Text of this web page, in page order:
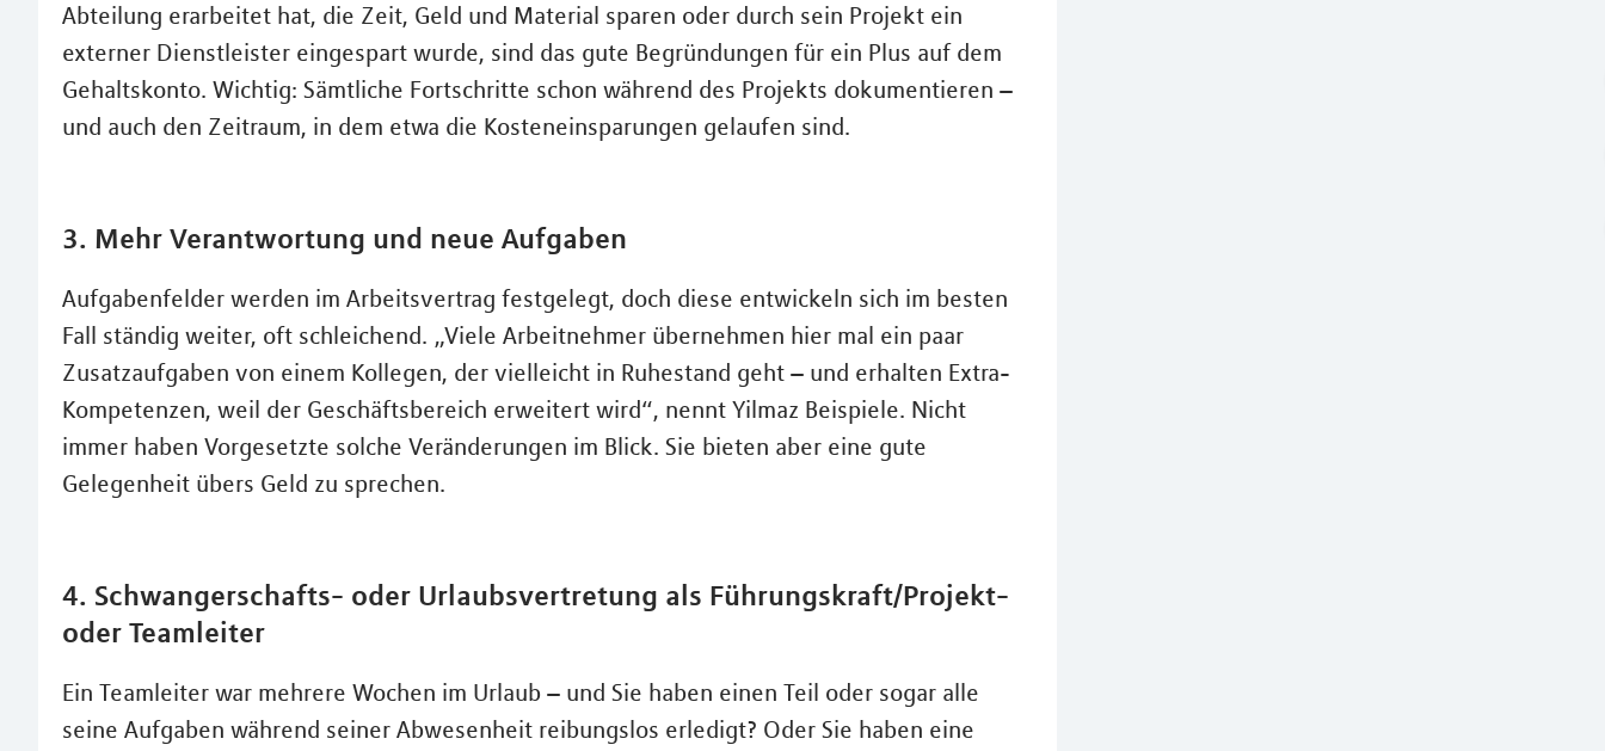
Abteilung erarbeitet hat, die Zeit, Geld und Material sparen oder durch sein Projekt ein
externer Dienstleister eingespart wurde, sind das gute Begründungen für ein Plus auf dem
Gehaltskonto. Wichtig: Sämtliche Fortschritte schon während des Projekts dokumentieren –
und auch den Zeitraum, in dem etwa die Kosteneinsparungen gelaufen sind.
3. Mehr Verantwortung und neue Aufgaben
Aufgabenfelder werden im Arbeitsvertrag festgelegt, doch diese entwickeln sich im besten
Fall ständig weiter, oft schleichend. „Viele Arbeitnehmer übernehmen hier mal ein paar
Zusatzaufgaben von einem Kollegen, der vielleicht in Ruhestand geht – und erhalten Extra-
Kompetenzen, weil der Geschäftsbereich erweitert wird“, nennt Yilmaz Beispiele. Nicht
immer haben Vorgesetzte solche Veränderungen im Blick. Sie bieten aber eine gute
Gelegenheit übers Geld zu sprechen.
4. Schwangerschafts- oder Urlaubsvertretung als Führungskraft/Projekt-
oder Teamleiter
Ein Teamleiter war mehrere Wochen im Urlaub – und Sie haben einen Teil oder sogar alle
seine Aufgaben während seiner Abwesenheit reibungslos erledigt? Oder Sie haben eine